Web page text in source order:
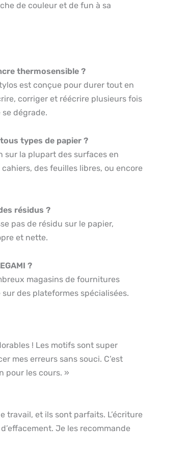
de couleur et de fun à sa
thermosensible ?
est conçue pour durer tout en
corriger et réécrire plusieurs fois
se dégrade.
types de papier ?
sur la plupart des surfaces en
des feuilles libres, ou encore
résidus ?
pas de résidu sur le papier,
et nette.
?
magasins de fournitures
des plateformes spécialisées.
! Les motifs sont super
mes erreurs sans souci. C’est
pour les cours. »
travail, et ils sont parfaits. L’écriture
Je les recommande